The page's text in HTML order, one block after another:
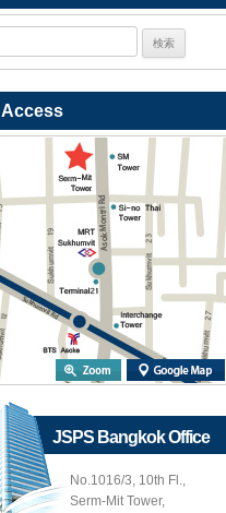
Access
JSPS Bangkok Office
No.1016/3, 10th Fl.,
Serm-Mit Tower,